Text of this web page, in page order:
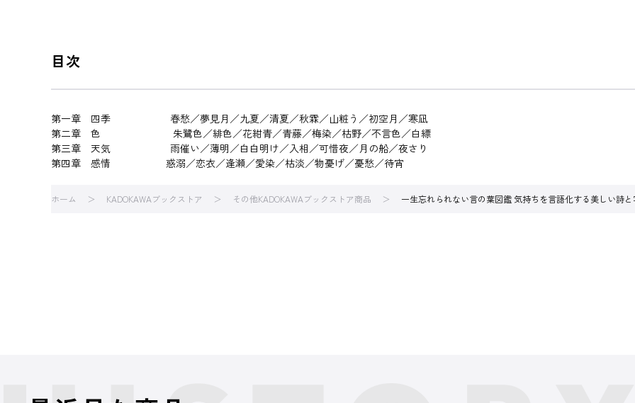
目次
第一章 四季 春愁／夢見月／九夏／清夏／秋霖／山粧う／初空月／寒凪
第二章 色 朱鷺色／緋色／花紺青／青藤／梅染／枯野／不言色／白縹
第三章 天気 雨催い／薄明／白白明け／入相／可惜夜／月の船／夜さり
第四章 感情 惑溺／恋衣／逢瀬／愛染／枯淡／物憂げ／憂愁／待宵
ホーム KADOKAWAブックストア その他KADOKAWAブックストア商品 一生忘れられない言の葉図鑑 気持ちを言語化する美しい詩